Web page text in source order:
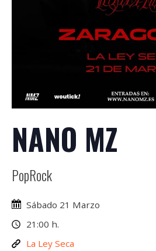
NANO MZ
PopRock
Sábado 21 Marzo
21:00 h.
La Ley Seca